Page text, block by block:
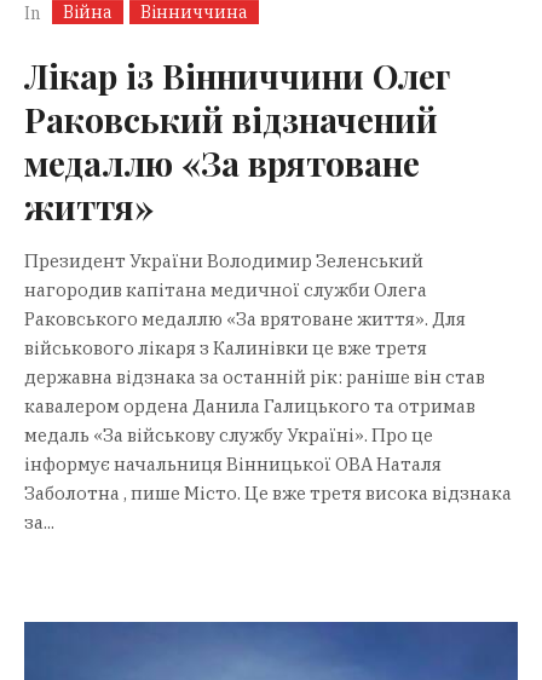
In
Війна Вінниччина
Лікар із Вінниччини Олег
Раковський відзначений
медаллю «За врятоване
життя»
Президент України Володимир Зеленський
нагородив капітана медичної служби Олега
Раковського медаллю «За врятоване життя». Для
військового лікаря з Калинівки це вже третя
державна відзнака за останній рік: раніше він став
кавалером ордена Данила Галицького та отримав
медаль «За військову службу Україні». Про це
інформує начальниця Вінницької ОВА Наталя
Заболотна , пише Місто. Це вже третя висока відзнака
за...